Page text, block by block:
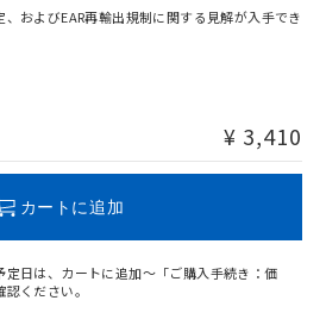
する可能性があります。
およびEAR再輸出規制に関する見解が入手でき
¥ 3,410
カートに追加
日は、カートに追加～「ご購入手続き：価
ください。